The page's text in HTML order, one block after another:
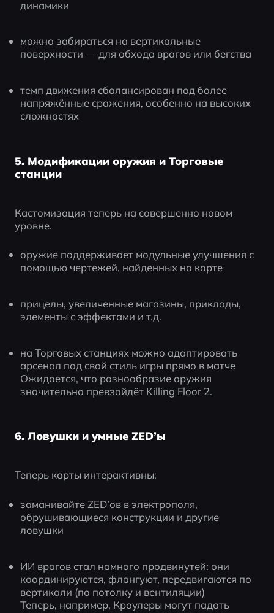
динамики
можно забираться на вертикальные
поверхности — для обхода врагов или бегства
темп движения сбалансирован под более
напряжённые сражения, особенно на высоких
сложностях
5. Модификации оружия и Торговые
станции
Кастомизация теперь на совершенно новом
уровне.
оружие поддерживает модульные улучшения с
помощью чертежей, найденных на карте
прицелы, увеличенные магазины, приклады,
элементы с эффектами и т.д.
на Торговых станциях можно адаптировать
арсенал под свой стиль игры прямо в матче
Ожидается, что разнообразие оружия
значительно превзойдёт Killing Floor 2.
6. Ловушки и умные ZED’ы
Теперь карты интерактивны:
заманивайте ZED’ов в электрополя,
обрушивающиеся конструкции и другие
ловушки
ИИ врагов стал намного продвинутей: они
координируются, флангуют, передвигаются по
вертикали (по потолку и вентиляции)
Теперь, например, Кроулеры могут падать